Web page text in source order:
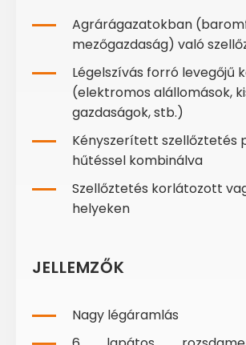
Agrárágazatokban
mezőgazdaság) való
Légelszívás forró levegőjű
(elektromos alállomások,
gazdaságok, stb.)
Kényszerített szellőztetés
hűtéssel kombinálva
Szellőztetés korlátozott
helyeken
JELLEMZŐK
Nagy légáramlás